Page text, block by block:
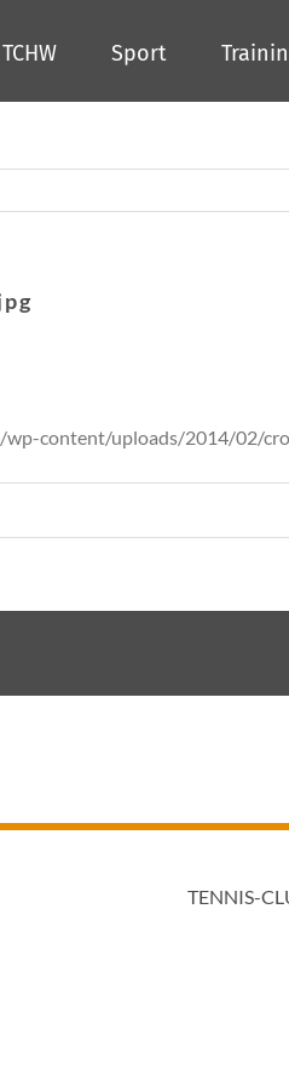
Sport
content/uploads/2014/02/
TENNIS-